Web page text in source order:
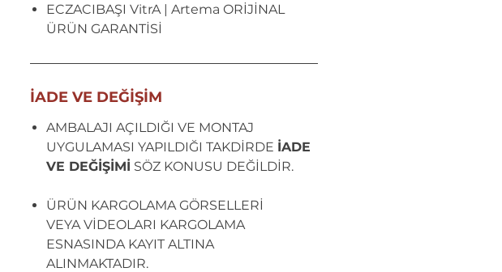
ECZACIBAŞI VitrA | Artema ORİJİNAL
ÜRÜN GARANTİSİ
İADE VE DEĞİŞİM
AMBALAJI AÇILDIĞI VE MONTAJ
UYGULAMASI YAPILDIĞI TAKDİRDE İADE
VE DEĞİŞİMİ SÖZ KONUSU DEĞİLDİR.
ÜRÜN KARGOLAMA GÖRSELLERİ
VEYA VİDEOLARI KARGOLAMA
ESNASINDA KAYIT ALTINA
ALINMAKTADIR.